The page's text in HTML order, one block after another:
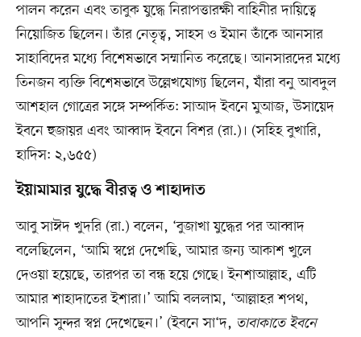
পালন করেন এবং তাবুক যুদ্ধে নিরাপত্তারক্ষী বাহিনীর দায়িত্বে
নিয়োজিত ছিলেন। তাঁর নেতৃত্ব, সাহস ও ইমান তাঁকে আনসার
সাহাবিদের মধ্যে বিশেষভাবে সম্মানিত করেছে। আনসারদের মধ্যে
তিনজন ব্যক্তি বিশেষভাবে উল্লেখযোগ্য ছিলেন, যাঁরা বনু আবদুল
আশহাল গোত্রের সঙ্গে সম্পর্কিত: সাআদ ইবনে মুআজ, উসায়েদ
ইবনে হুজায়র এবং আব্বাদ ইবনে বিশর (রা.)। (সহিহ বুখারি,
হাদিস: ২,৬৫৫)
ইয়ামামার যুদ্ধে বীরত্ব ও শাহাদাত
আবু সাঈদ খুদরি (রা.) বলেন, ‘বুজাখা যুদ্ধের পর আব্বাদ
বলেছিলেন, ‘আমি স্বপ্নে দেখেছি, আমার জন্য আকাশ খুলে
দেওয়া হয়েছে, তারপর তা বন্ধ হয়ে গেছে। ইনশাআল্লাহ, এটি
আমার শাহাদাতের ইশারা।’ আমি বললাম, ‘আল্লাহর শপথ,
আপনি সুন্দর স্বপ্ন দেখেছেন।’ (ইবনে সা‘দ, তাবাকাতে ইবনে